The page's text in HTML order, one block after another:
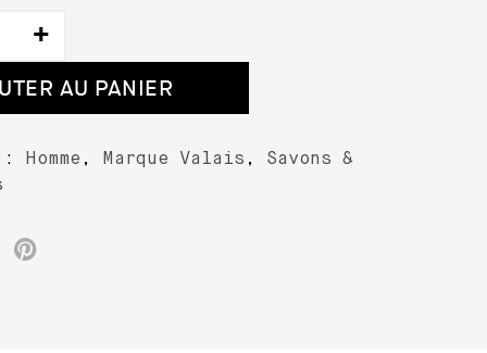
AU PANIER
: Homme , Marque Valais , Savons &